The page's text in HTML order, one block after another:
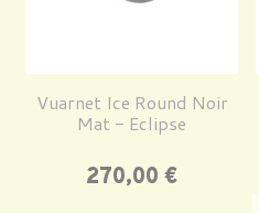
Vuarnet Ice Round Noir
Mat - Eclipse
Prix
270,00 €